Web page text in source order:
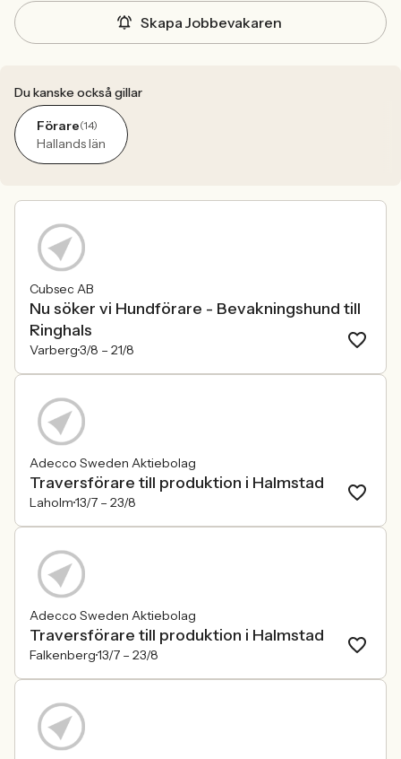
Skapa Jobbevakaren
Du kanske också gillar
Förare(14)
Hallands län
Cubsec AB
Nu söker vi Hundförare - Bevakningshund till
Ringhals
Varberg3/8 – 21/8
Adecco Sweden Aktiebolag
Traversförare till produktion i Halmstad
Laholm13/7 – 23/8
Adecco Sweden Aktiebolag
Traversförare till produktion i Halmstad
Falkenberg13/7 – 23/8